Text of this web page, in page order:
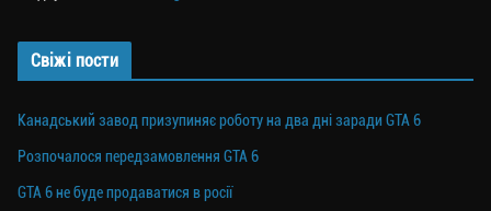
Свіжі пости
Канадський завод призупиняє роботу на два дні заради GTA 6
Розпочалося передзамовлення GTA 6
GTA 6 не буде продаватися в росії